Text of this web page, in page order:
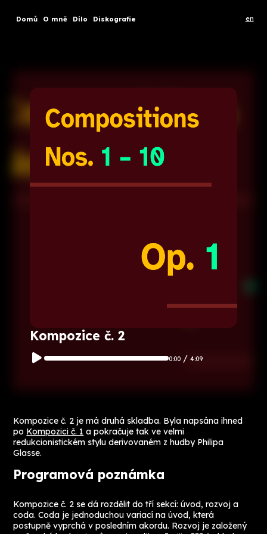
Domů O mně Dílo Diskografie en
Kompozice č. 2
0:00/ 4:09
Kompozice č. 2 je má druhá skladba. Byla napsána ihned
po Kompozici č. 1 a pokračuje tak ve velmi
redukcionistickém stylu derivovaném z hudby Philipa
Glasse.
Programová poznámka
Kompozice č. 2 se dá rozdělit do tří sekcí: úvod, rozvoj a
coda. Coda je jednoduchou variací na úvod, která
postupně vyprchá v posledním akordu. Rozvoj je založený